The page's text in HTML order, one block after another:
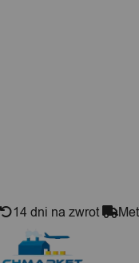
14 dni na zwrot